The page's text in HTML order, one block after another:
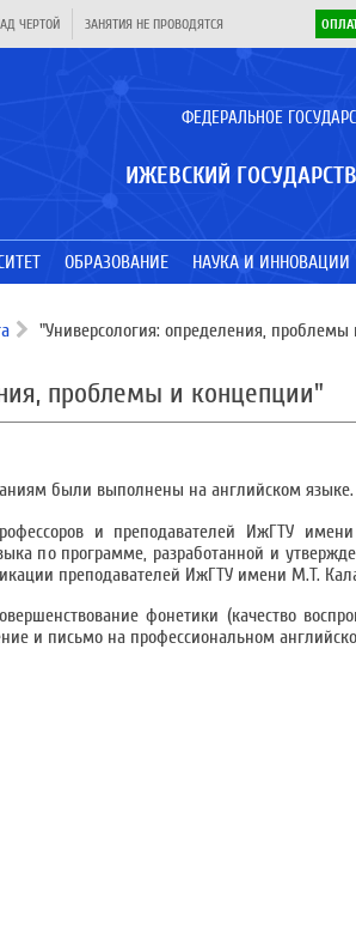
ЧЕРТОЙ ЗАНЯТИЯ НЕ ПРОВОДЯТСЯ
ФЕДЕРАЛЬНОЕ
ИЖЕВСКИЙ
ОБРАЗОВАНИЕ НАУКА И ИННОВАЦИИ
"Универсология: определения,
проблемы и концепции"
были выполнены на английском языке.
и преподавателей ИжГТУ
по программе, разработанной и
преподавателей ИжГТУ имени М.Т.
фонетики (качество
и письмо на профессиональном